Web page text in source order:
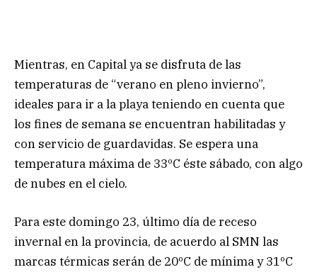
Mientras, en Capital ya se disfruta de las
temperaturas de “verano en pleno invierno”,
ideales para ir a la playa teniendo en cuenta que
los fines de semana se encuentran habilitadas y
con servicio de guardavidas. Se espera una
temperatura máxima de 33ºC éste sábado, con algo
de nubes en el cielo.
Para este domingo 23, último día de receso
invernal en la provincia, de acuerdo al SMN las
marcas térmicas serán de 20ºC de mínima y 31ºC